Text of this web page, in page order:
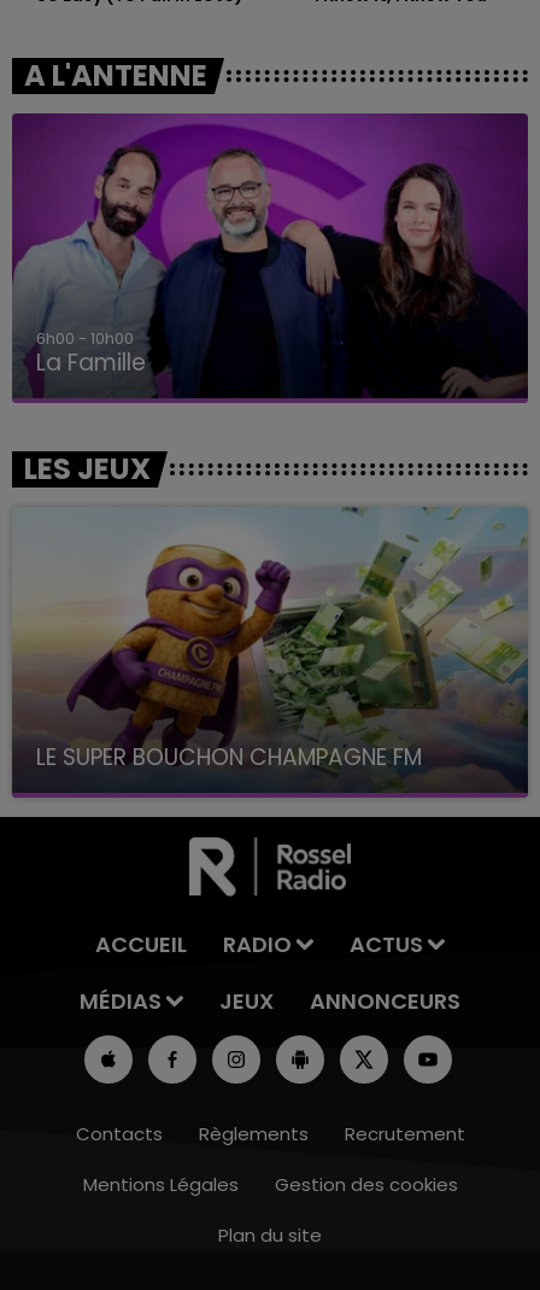
LE BEST OF DE LA FAMILLE CHAMPAGNE
A L'ANTENNE
6h00 - 10h00
La Famille
LES JEUX
LE SUPER BOUCHON CHAMPAGNE FM
avec La Famille Champagne FM, à 8H10
ACCUEIL RADIO
ACTUS
MÉDIAS
JEUX ANNONCEURS
Contacts Règlements
Recrutement
Mentions Légales
Gestion des cookies
Plan du site